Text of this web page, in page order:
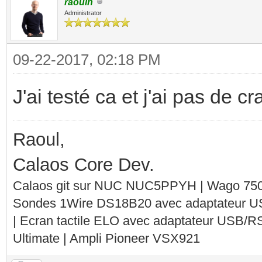
Administrator
09-22-2017, 02:18 PM
J'ai testé ca et j'ai pas de
Raoul,
Calaos Core Dev.
Calaos git sur NUC NUC5PPYH | Wago
Sondes 1Wire DS18B20 avec adaptateur
| Ecran tactile ELO avec adaptateur USB/
Ultimate | Ampli Pioneer VSX921